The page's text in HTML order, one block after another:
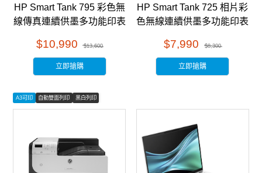
HP Smart Tank 795 彩色無
線傳真連續供墨多功能印表
$10,990 $13,600
立即搶購
HP Smart Tank 725 相片彩
色無線連續供墨多功能印表
$7,990 $8,300
立即搶購
A3可印 自動雙面列印 黑白列印